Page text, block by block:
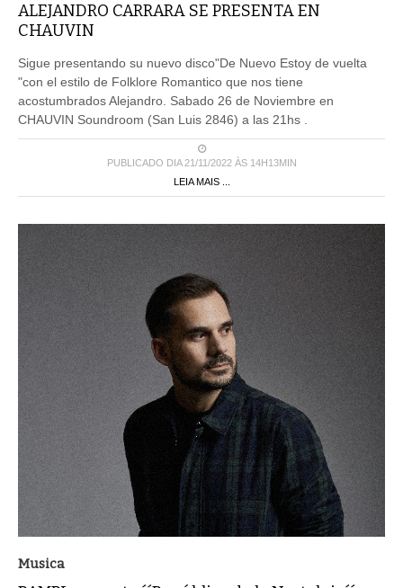
ALEJANDRO CARRARA SE PRESENTA EN
CHAUVIN
Sigue presentando su nuevo disco"De Nuevo Estoy de vuelta
"con el estilo de Folklore Romantico que nos tiene
acostumbrados Alejandro. Sabado 26 de Noviembre en
CHAUVIN Soundroom (San Luis 2846) a las 21hs .
PUBLICADO DIA 21/11/2022 ÀS 14H13MIN
LEIA MAIS ...
Musica